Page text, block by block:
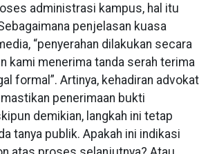
administrasi kampus, hal itu
penjelasan kuasa
“penyerahan dilakukan secara
kami menerima tanda serah terima
formal”. Artinya, kehadiran advokat
penerimaan bukti
demikian, langkah ini tetap
tanya publik. Apakah ini indikasi